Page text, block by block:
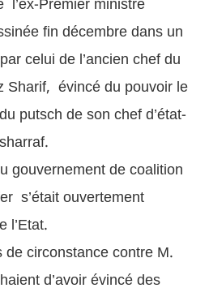
fin décembre dans un
celui de l’ancien chef du
Sharif, évincé du pouvoir le
putsch de son chef d’état-
gouvernement de coalition
s’était ouvertement
l’Etat.
circonstance contre M.
d’avoir évincé des